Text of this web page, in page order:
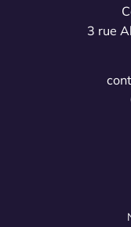
3 rue